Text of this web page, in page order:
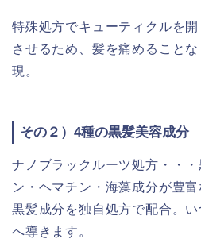
特殊処方でキューティクルを
させるため、髪を痛めること
現。
その２）4種の黒髪美容成分
ナノブラックルーツ処方・・・
ン・ヘマチン・海藻成分が豊
黒髪成分を独自処方で配合。
へ導きます。